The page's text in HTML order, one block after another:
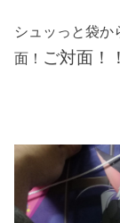
シュッっと袋か
面！ ご対面！